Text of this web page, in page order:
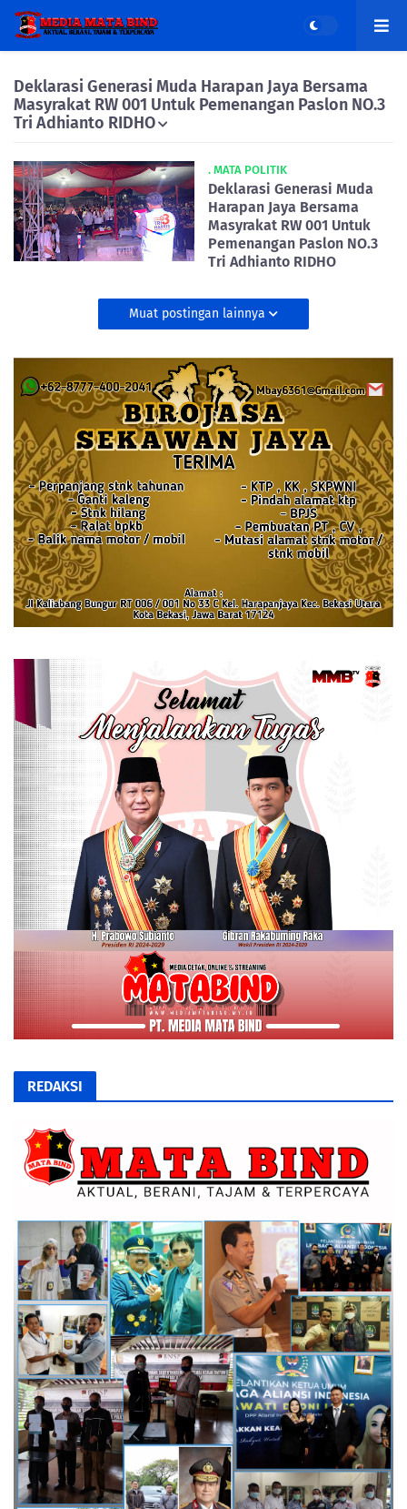
Deklarasi Generasi Muda Harapan Jaya Bersama
Masyrakat RW 001 Untuk Pemenangan Paslon NO.3
Tri Adhianto RIDHO
. MATA POLITIK
Deklarasi Generasi Muda
Harapan Jaya Bersama
Masyrakat RW 001 Untuk
Pemenangan Paslon NO.3
Tri Adhianto RIDHO
Muat postingan lainnya
REDAKSI